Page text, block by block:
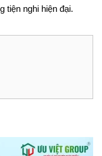
tiện nghi hiện đại.